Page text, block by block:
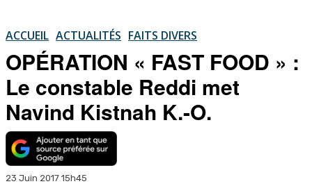
ACCUEIL ACTUALITÉS FAITS DIVERS
OPÉRATION « FAST FOOD » :
Le constable Reddi met
Navind Kistnah K.-O.
23 Juin 2017 15h45